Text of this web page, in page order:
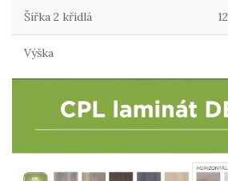
Šířka 2 křídlá
Výška